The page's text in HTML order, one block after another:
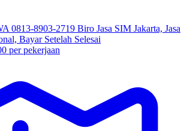
0813-8903-2719 Biro Jasa SIM Jakarta, Jasa
Bayar Setelah Selesai
per pekerjaan